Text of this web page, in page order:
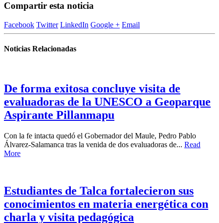
Compartir esta noticia
Facebook Twitter LinkedIn Google + Email
Noticias Relacionadas
De forma exitosa concluye visita de
evaluadoras de la UNESCO a Geoparque
Aspirante Pillanmapu
Con la fe intacta quedó el Gobernador del Maule, Pedro Pablo
Álvarez-Salamanca tras la venida de dos evaluadoras de... Read
More
Estudiantes de Talca fortalecieron sus
conocimientos en materia energética con
charla y visita pedagógica